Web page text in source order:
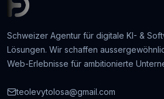
Schweizer Agentur für digitale KI- &
Lösungen. Wir schaffen
Web-Erlebnisse für ambitionierte
teolevytolosa@gmail.com